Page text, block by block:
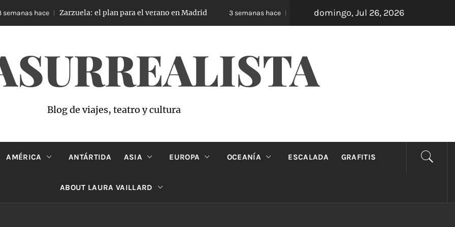
hace Zarzuela: el plan para el verano en Madrid 3 semanas hace Oveja Negra: el unipersonal que se ríe de los
domingo, Jul 26, 2026
Blog de viajes, teatro y cultura
AMÉRICA ANTÁRTIDA ASIA EUROPA OCEANÍA ESCALADA GRAFITIS
ABOUT LAURA VAILLARD